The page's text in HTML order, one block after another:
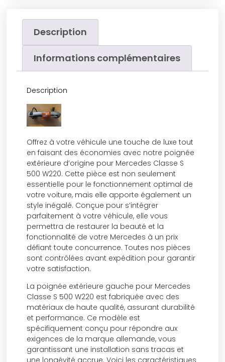
Description
Informations complémentaires
Description
Offrez à votre véhicule une touche de luxe tout
en faisant des économies avec notre poignée
extérieure d’origine pour Mercedes Classe S
500 W220. Cette pièce est non seulement
essentielle pour le fonctionnement optimal de
votre voiture, mais elle apporte également un
style inégalé. Conçue pour s’intégrer
parfaitement à votre véhicule, elle vous
permettra de restaurer la beauté et la
fonctionnalité de votre Mercedes à un prix
défiant toute concurrence. Toutes nos pièces
sont contrôlées avant expédition pour garantir
votre satisfaction.
La poignée extérieure gauche pour Mercedes
Classe S 500 W220 est fabriquée avec des
matériaux de haute qualité, assurant durabilité
et performance. Ce modèle est
spécifiquement conçu pour répondre aux
exigences de la marque allemande, vous
garantissant une installation sans tracas et
une longévité accrue. Voici les caractéristiques